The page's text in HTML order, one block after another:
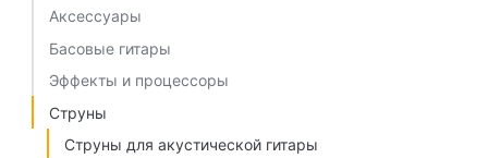
Аксессуары
Басовые гитары
Эффекты и процессоры
Струны
Струны для акустической гитары